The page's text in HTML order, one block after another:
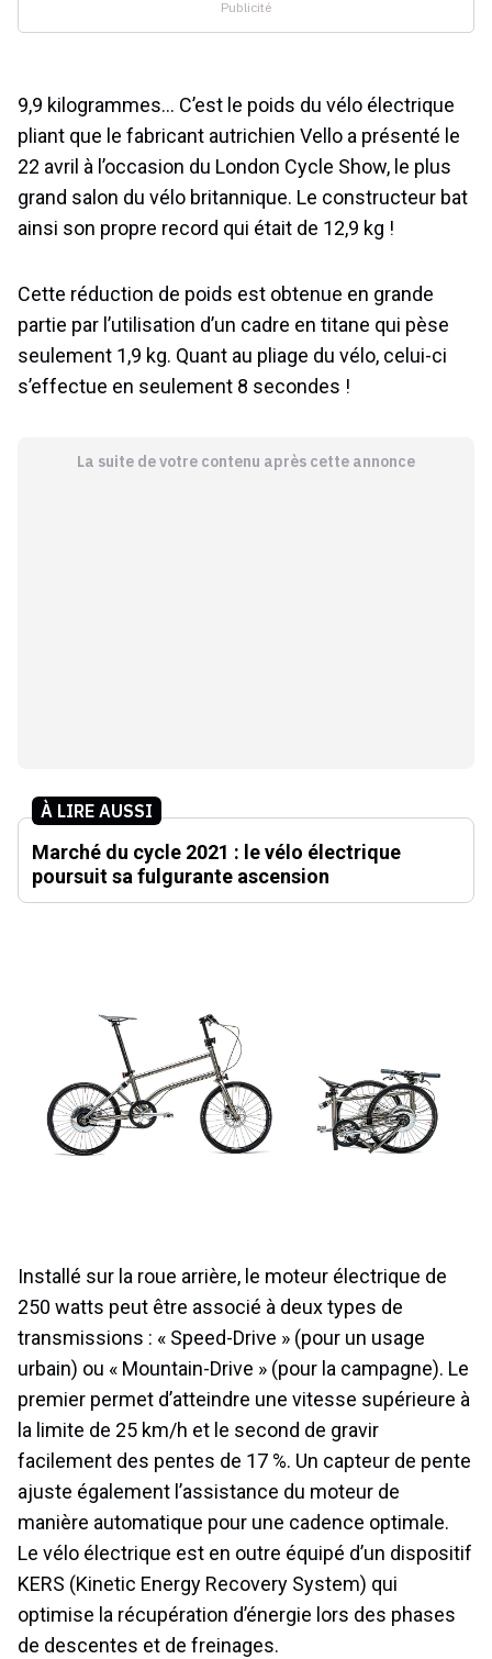
9,9 kilogrammes… C’est le poids du vélo électrique
pliant que le fabricant autrichien Vello a présenté le
22 avril à l’occasion du London Cycle Show, le plus
grand salon du vélo britannique. Le constructeur bat
ainsi son propre record qui était de 12,9 kg !
Cette réduction de poids est obtenue en grande
partie par l’utilisation d’un cadre en titane qui pèse
seulement 1,9 kg. Quant au pliage du vélo, celui-ci
s’effectue en seulement 8 secondes !
La suite de votre contenu après cette annonce
À LIRE AUSSI
Marché du cycle 2021 : le vélo électrique
poursuit sa fulgurante ascension
Installé sur la roue arrière, le moteur électrique de
250 watts peut être associé à deux types de
transmissions : « Speed-Drive » (pour un usage
urbain) ou « Mountain-Drive » (pour la campagne). Le
premier permet d’atteindre une vitesse supérieure à
la limite de 25 km/h et le second de gravir
facilement des pentes de 17 %. Un capteur de pente
ajuste également l’assistance du moteur de
manière automatique pour une cadence optimale.
Le vélo électrique est en outre équipé d’un dispositif
KERS (Kinetic Energy Recovery System) qui
optimise la récupération d’énergie lors des phases
de descentes et de freinages.